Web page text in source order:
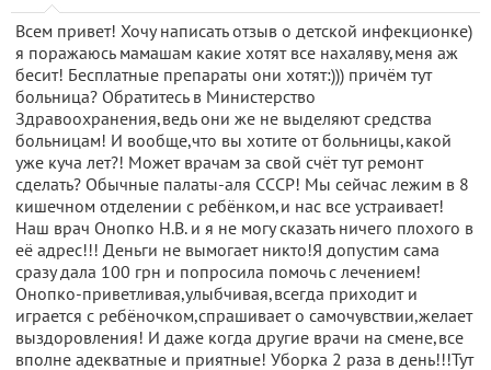
Всем привет! Хочу написать отзыв о детской инфекционке)
я поражаюсь мамашам какие хотят все нахаляву,меня аж
бесит! Бесплатные препараты они хотят:))) причём тут
больница? Обратитесь в Министерство
Здравоохранения,ведь они же не выделяют средства
больницам! И вообще,что вы хотите от больницы,какой
уже куча лет?! Может врачам за свой счёт тут ремонт
сделать? Обычные палаты-аля СССР! Мы сейчас лежим в 8
кишечном отделении с ребёнком,и нас все устраивает!
Наш врач Онопко Н.В. и я не могу сказать ничего плохого в
её адрес!!! Деньги не вымогает никто!Я допустим сама
сразу дала 100 грн и попросила помочь с лечением!
Онопко-приветливая,улыбчивая,всегда приходит и
играется с ребёночком,спрашивает о самочувствии,желает
выздоровления! И даже когда другие врачи на смене,все
вполне адекватные и приятные! Уборка 2 раза в день!!!Тут